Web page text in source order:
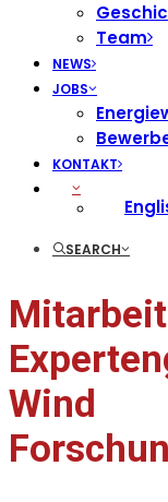
Team
NEWS
JOBS
KONTAKT
SEARCH
Wind